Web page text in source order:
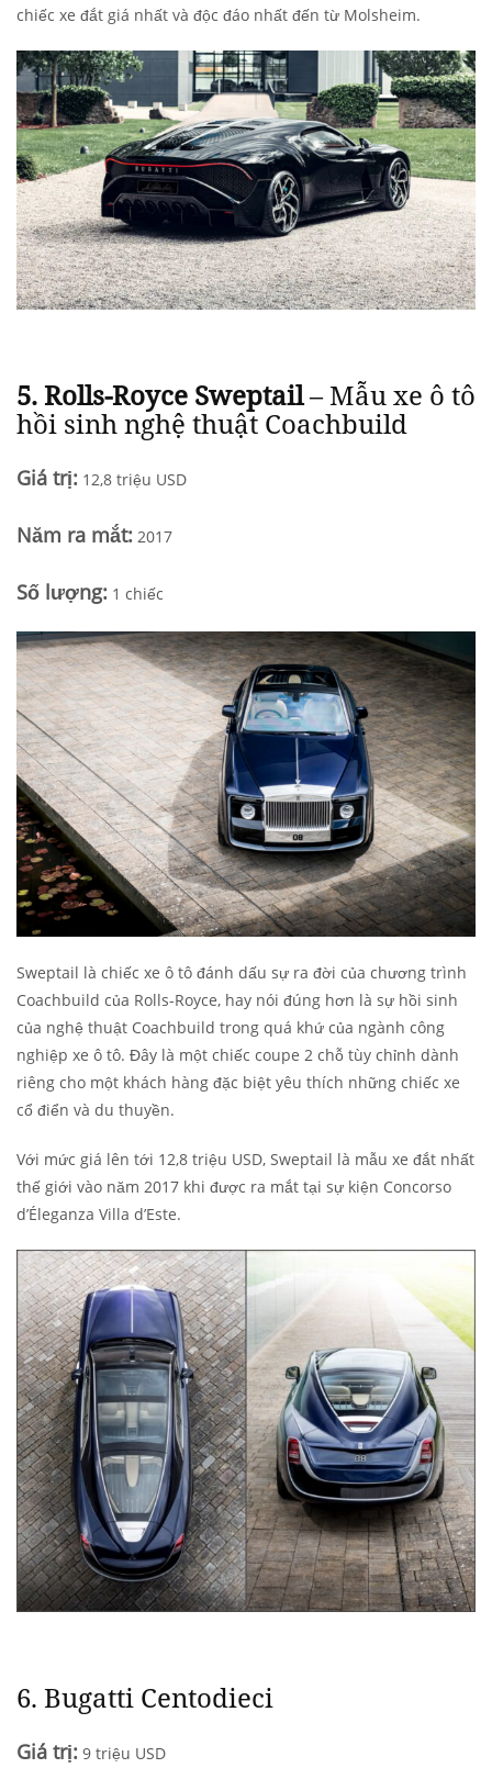
chiếc xe đắt giá nhất và độc đáo nhất đến từ Molsheim.
5. Rolls-Royce Sweptail– Mẫu xe ô tô
hồi sinh nghệ thuật Coachbuild
Giá trị: 12,8 triệu USD
Năm ra mắt: 2017
Số lượng: 1 chiếc
Sweptail là chiếc xe ô tô đánh dấu sự ra đời của chương trình
Coachbuild của Rolls-Royce, hay nói đúng hơn là sự hồi sinh
của nghệ thuật Coachbuild trong quá khứ của ngành công
nghiệp xe ô tô. Đây là một chiếc coupe 2 chỗ tùy chỉnh dành
riêng cho một khách hàng đặc biệt yêu thích những chiếc xe
cổ điển và du thuyền.
Với mức giá lên tới 12,8 triệu USD, Sweptail là mẫu xe đắt nhất
thế giới vào năm 2017 khi được ra mắt tại sự kiện Concorso
d’Éleganza Villa d’Este.
6. Bugatti Centodieci
Giá trị: 9 triệu USD